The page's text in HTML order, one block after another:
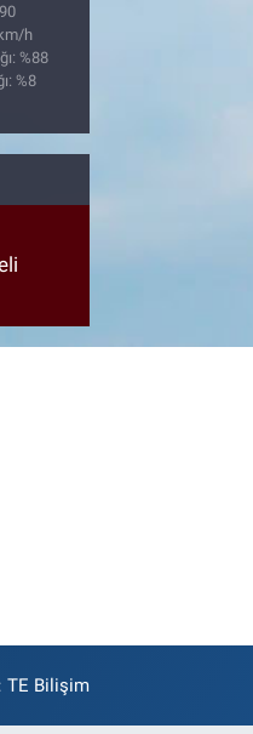
h
%88
%8
TE Bilişim